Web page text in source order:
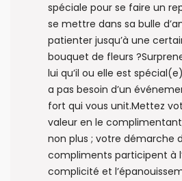
spéciale pour se faire un
se mettre dans sa bulle
patienter jusqu’à une
bouquet de fleurs
lui qu’il ou elle est
a pas besoin d’un
fort qui vous unit.Mettez
valeur en le
non plus ; votre démarche
compliments participent à
complicité et